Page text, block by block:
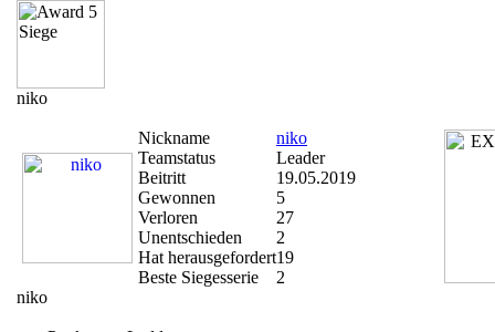
niko
Nickname
niko
Teamstatus
Leader
Beitritt
19.05.2019
Gewonnen
5
Verloren
27
Unentschieden
2
Hat herausgefordert19
Beste Siegesserie
2
niko